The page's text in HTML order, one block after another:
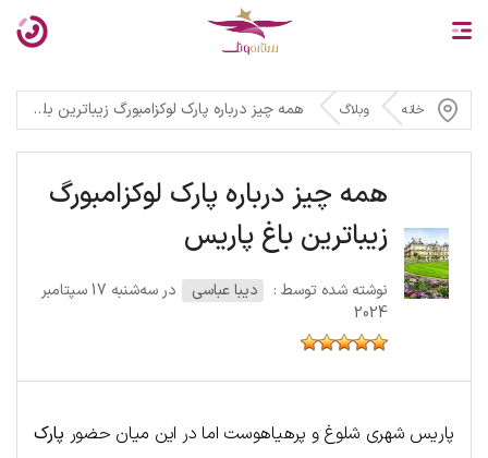
خانه وبلاگ همه چیز درباره پارک لوکزامبورگ زیباترین باغ پاریس
همه چیز درباره پارک لوکزامبورگ
زیباترین باغ پاریس
نوشته شده توسط : دیبا عباسی
در سه‌شنبه 17 سپتامبر
2024
پاریس شهری شلوغ و پرهیاهوست اما در این میان حضور پارک